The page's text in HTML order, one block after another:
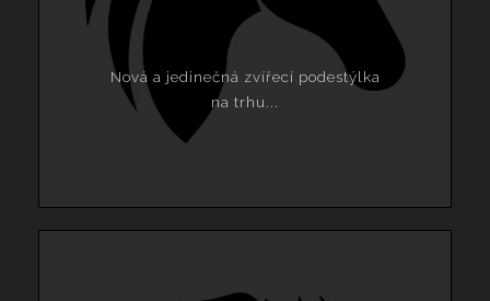
Nová a jedinečná zvířecí podestýlka
na trhu...